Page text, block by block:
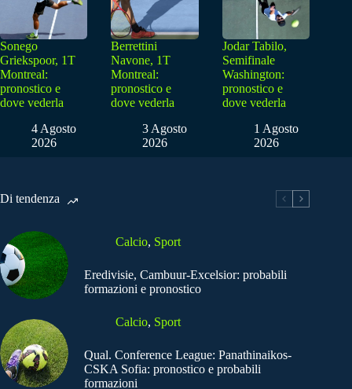
Sonego
Griekspoor, 1T
Montreal:
pronostico e
dove vederla
4 Agosto
2026
Berrettini
Navone, 1T
Montreal:
pronostico e
dove vederla
3 Agosto
2026
Jodar Tabilo,
Semifinale
Washington:
pronostico e
dove vederla
1 Agosto
2026
Di tendenza
Calcio, Sport
Eredivisie, Cambuur-Excelsior: probabili
formazioni e pronostico
Calcio, Sport
Qual. Conference League: Panathinaikos-
CSKA Sofia: pronostico e probabili
formazioni